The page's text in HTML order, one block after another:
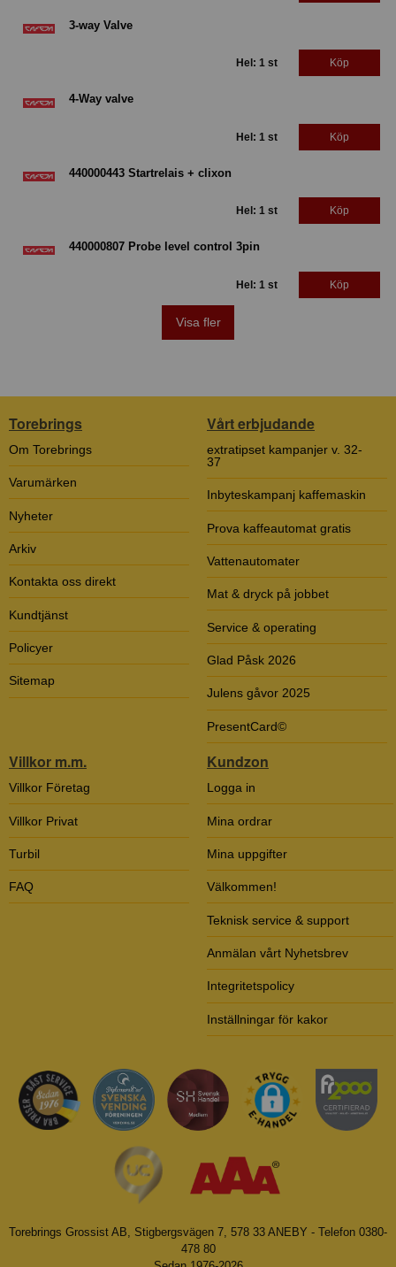
3-way Valve
Hel: 1 st Köp
4-Way valve
Hel: 1 st Köp
440000443 Startrelais + clixon
Hel: 1 st Köp
440000807 Probe level control 3pin
Hel: 1 st Köp
Visa fler
Torebrings
Om Torebrings
Varumärken
Nyheter
Arkiv
Kontakta oss direkt
Kundtjänst
Policyer
Sitemap
Vårt erbjudande
extratipset kampanjer v. 32-
37
Inbyteskampanj kaffemaskin
Prova kaffeautomat gratis
Vattenautomater
Mat & dryck på jobbet
Service & operating
Glad Påsk 2026
Julens gåvor 2025
PresentCard©
Villkor m.m.
Villkor Företag
Villkor Privat
Turbil
FAQ
Kundzon
Logga in
Mina ordrar
Mina uppgifter
Välkommen!
Teknisk service & support
Anmälan vårt Nyhetsbrev
Integritetspolicy
Inställningar för kakor
Torebrings Grossist AB, Stigbergsvägen 7, 578 33 ANEBY - Telefon 0380-
478 80